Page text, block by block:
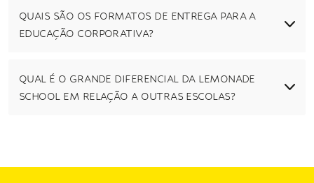
QUAIS SÃO OS FORMATOS DE ENTREGA PARA A
EDUCAÇÃO CORPORATIVA?
QUAL É O GRANDE DIFERENCIAL DA LEMONADE
SCHOOL EM RELAÇÃO A OUTRAS ESCOLAS?